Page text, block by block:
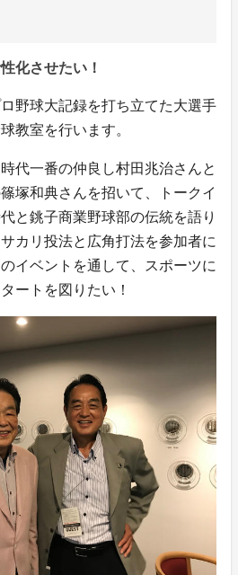
化させたい！
野球大記録を打ち立てた大選手
教室を行います。
代一番の仲良し村田兆治さんと
塚和典さんを招いて、トークイ
と銚子商業野球部の伝統を語り
カリ投法と広角打法を参加者に
イベントを通して、スポーツに
ートを図りたい！